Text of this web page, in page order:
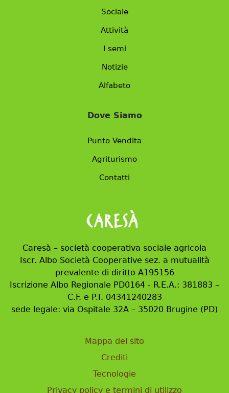
Sociale
Attività
I semi
Notizie
Alfabeto
Dove Siamo
Punto Vendita
Agriturismo
Contatti
Caresà – società cooperativa sociale agricola
Iscr. Albo Società Cooperative sez. a mutualità
prevalente di diritto A195156
Iscrizione Albo Regionale PD0164 - R.E.A.: 381883 –
C.F. e P.I. 04341240283
sede legale: via Ospitale 32A – 35020 Brugine (PD)
Mappa del sito
Crediti
Tecnologie
Privacy policy e termini di utilizzo